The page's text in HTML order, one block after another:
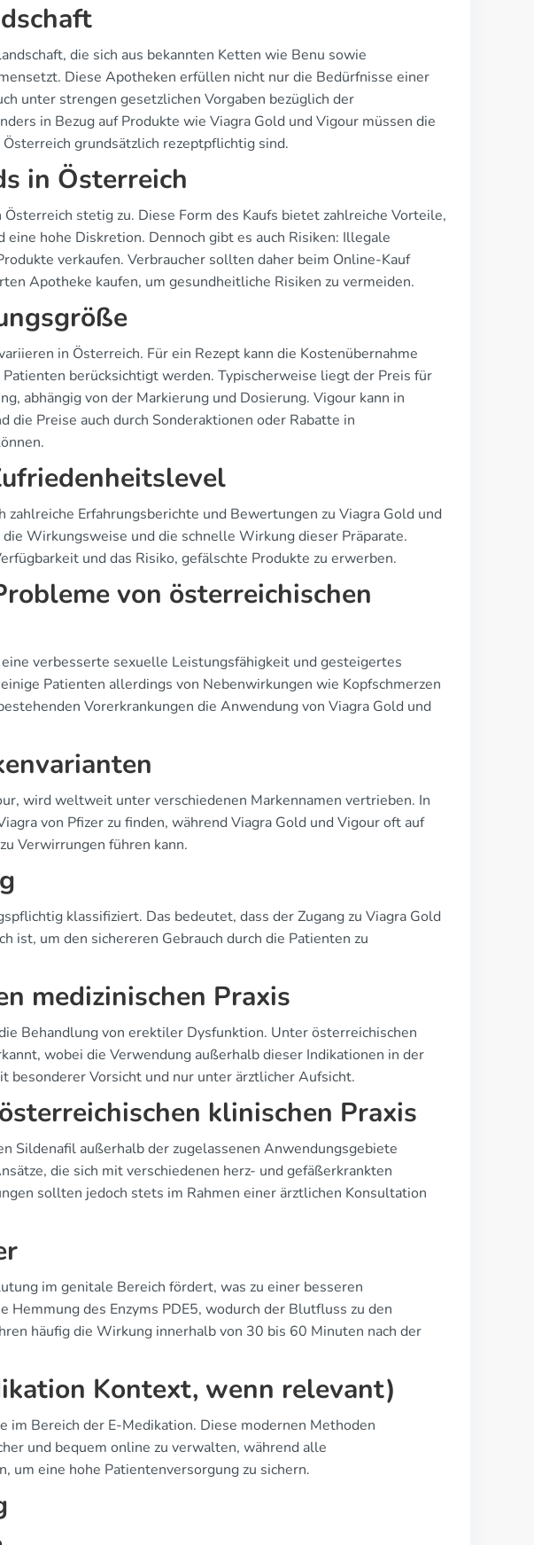
die sich aus bekannten Ketten wie Benu sowie
Diese Apotheken erfüllen nicht nur die Bedürfnisse einer
unter strengen gesetzlichen Vorgaben bezüglich der
in Bezug auf Produkte wie Viagra Gold und Vigour müssen die
grundsätzlich rezeptpflichtig sind.
in Österreich
stetig zu. Diese Form des Kaufs bietet zahlreiche Vorteile,
hohe Diskretion. Dennoch gibt es auch Risiken: Illegale
verkaufen. Verbraucher sollten daher beim Online-Kauf
Apotheke kaufen, um gesundheitliche Risiken zu vermeiden.
in Österreich. Für ein Rezept kann die Kostenübernahme
berücksichtigt werden. Typischerweise liegt der Preis für
abhängig von der Markierung und Dosierung. Vigour kann in
die Preise auch durch Sonderaktionen oder Rabatte in
Erfahrungsberichte und Bewertungen zu Viagra Gold und
Wirkungsweise und die schnelle Wirkung dieser Präparate.
und das Risiko, gefälschte Produkte zu erwerben.
von österreichischen
verbesserte sexuelle Leistungsfähigkeit und gesteigertes
Patienten allerdings von Nebenwirkungen wie Kopfschmerzen
Vorerkrankungen die Anwendung von Viagra Gold und
wird weltweit unter verschiedenen Markennamen vertrieben. In
von Pfizer zu finden, während Viagra Gold und Vigour oft auf
Verwirrungen führen kann.
klassifiziert. Das bedeutet, dass der Zugang zu Viagra Gold
ist, um den sichereren Gebrauch durch die Patienten zu
medizinischen Praxis
Behandlung von erektiler Dysfunktion. Unter österreichischen
wobei die Verwendung außerhalb dieser Indikationen in der
besonderer Vorsicht und nur unter ärztlicher Aufsicht.
klinischen Praxis
Sildenafil außerhalb der zugelassenen Anwendungsgebiete
die sich mit verschiedenen herz- und gefäßerkrankten
sollten jedoch stets im Rahmen einer ärztlichen Konsultation
im genitale Bereich fördert, was zu einer besseren
des Enzyms PDE5, wodurch der Blutfluss zu den
häufig die Wirkung innerhalb von 30 bis 60 Minuten nach der
Kontext, wenn relevant)
Bereich der E-Medikation. Diese modernen Methoden
und bequem online zu verwalten, während alle
um eine hohe Patientenversorgung zu sichern.